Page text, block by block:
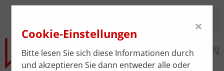
×
Cookie-Einstellungen
Bitte lesen Sie sich diese Informationen durch
und akzeptieren Sie dann entweder alle oder